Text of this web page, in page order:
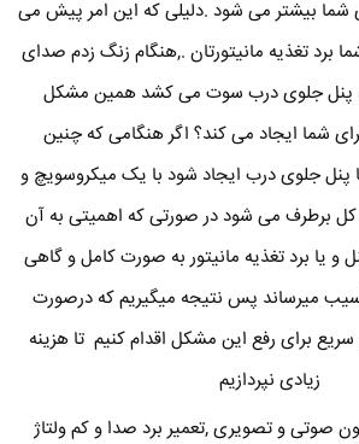
شما بیشتر می شود .دلیلی که این امر پیش می
برد تغذیه مانیتورتان .,هنگام زنگ زدم صدای
پنل جلوی درب سوت می کشد همین مشکل
شما ایجاد می کند؟ اگر هنگامی که چنین
پنل جلوی درب ایجاد شود با یک میکروسویچ و
برطرف می شود در صورتی که اهمیتی به آن
و یا برد تغذیه مانیتور به صورت کامل و گاهی
میرساند پس نتیجه میگیریم که درصورت
برای رفع این مشکل اقدام کنیم تا هزینه
زیادی نپردازیم
صوتی و تصویری ,تعمیر برد صدا و کم ولتاژ